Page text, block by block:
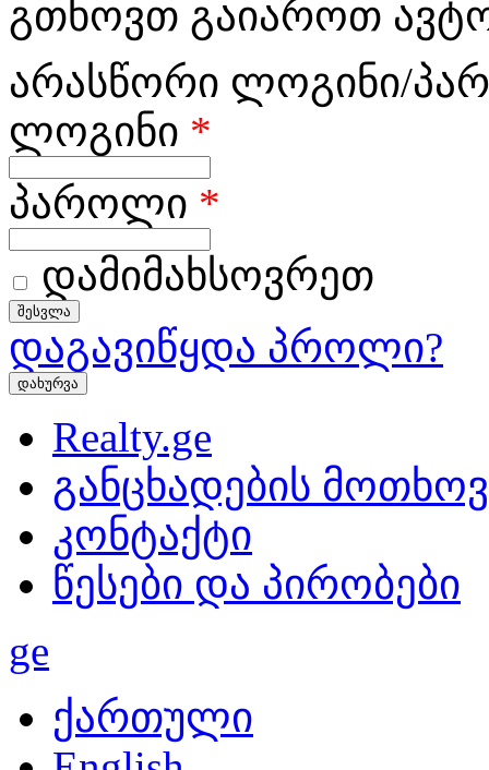
გთხოვთ გაიაროთ
არასწორი ლოგინი/
ლოგინი *
პაროლი *
დამიმახსოვრეთ
დაგავიწყდა პროლი?
დახურვა
Realty.ge
განცხადების
კონტაქტი
წესები და პირობები
ge
ქართული